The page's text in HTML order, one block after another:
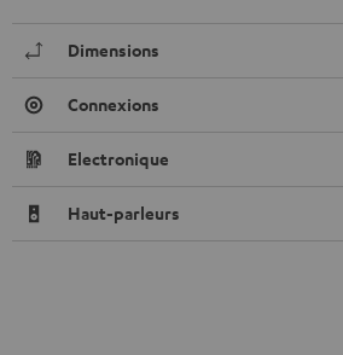
Dimensions
Connexions
Electronique
Haut-parleurs